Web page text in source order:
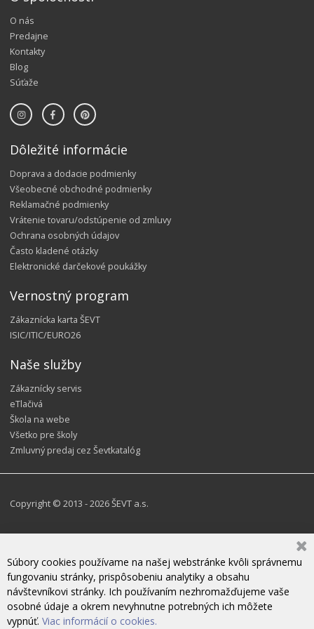
O nás
Predajne
Kontakty
Blog
Súťaže
Dôležité informácie
Doprava a dodacie podmienky
Všeobecné obchodné podmienky
Reklamačné podmienky
Vrátenie tovaru/odstúpenie od zmluvy
Ochrana osobných údajov
Často kladené otázky
Elektronické darčekové poukážky
Vernostný program
Zákaznícka karta ŠEVT
ISIC/ITIC/EURO26
Naše služby
Zákaznícky servis
eTlačivá
Škola na webe
Všetko pre školy
Zmluvný predaj cez Ševtkatalóg
Copyright © 2013 - 2026 ŠEVT a.s.
Súbory cookies používame na našej webstránke kvôli správnemu
fungovaniu stránky, prispôsobeniu analytiky a obsahu
návštevníkovi stránky. Ich používaním nezhromažďujeme vaše
osobné údaje a okrem nevyhnutne potrebných ich môžete
vypnúť. Viac informácií o cookies.